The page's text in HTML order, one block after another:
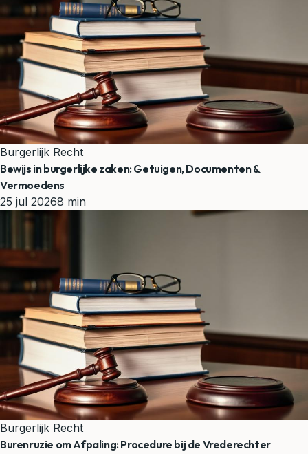
Burgerlijk Recht
Bewijs in burgerlijke zaken: Getuigen, Documenten &
Vermoedens
25 jul 20268 min
Burgerlijk Recht
Burenruzie om Afpaling: Procedure bij de Vrederechter